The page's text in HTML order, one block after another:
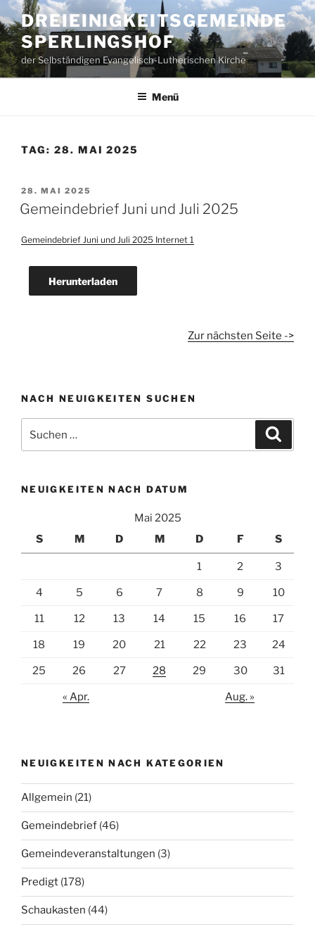
Zum
Inhalt
springen
DREIEINIGKEITSGEMEINDE
SPERLINGSHOF
der Selbständigen Evangelisch-Lutherischen Kirche
Menü
TAG: 28. MAI 2025
VERÖFFENTLICHT
AM
28. MAI 2025
Gemeindebrief Juni und Juli 2025
Gemeindebrief Juni und Juli 2025 Internet 1
Herunterladen
Zur nächsten Seite ->
NACH NEUIGKEITEN SUCHEN
nach:
NEUIGKEITEN NACH DATUM
Mai 2025
S
M D M D F S
1 2 3
4 5 6 7 8 9 10
11 12 13 14 15 16 17
18 19 20 21 22 23 24
25 26 27 28 29 30 31
« Apr. Aug. »
NEUIGKEITEN NACH KATEGORIEN
Allgemein (21)
Gemeindebrief (46)
Gemeindeveranstaltungen (3)
Predigt (178)
Schaukasten (44)